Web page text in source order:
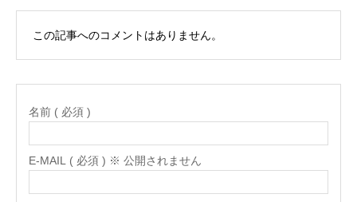
この記事へのコメントはありません。
名前 ( 必須 )
E-MAIL ( 必須 ) ※ 公開されません